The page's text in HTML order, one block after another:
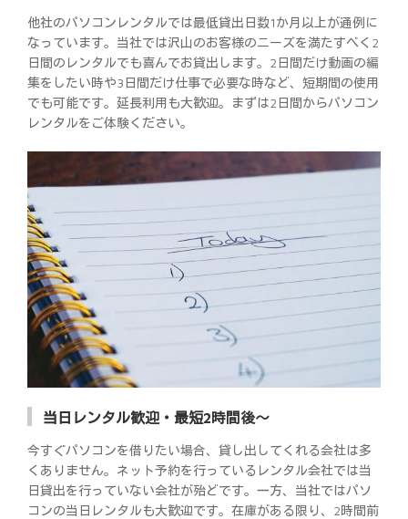
他社のパソコンレンタルでは最低貸出日数1か月以上が通例に
なっています。当社では沢山のお客様のニーズを満たすべく2
日間のレンタルでも喜んでお貸出します。2日間だけ動画の編
集をしたい時や3日間だけ仕事で必要な時など、短期間の使用
でも可能です。延長利用も大歓迎。まずは2日間からパソコン
レンタルをご体験ください。
当日レンタル歓迎・最短2時間後～
今すぐパソコンを借りたい場合、貸し出してくれる会社は多
くありません。ネット予約を行っているレンタル会社では当
日貸出を行っていない会社が殆どです。一方、当社ではパソ
コンの当日レンタルも大歓迎です。在庫がある限り、2時間前